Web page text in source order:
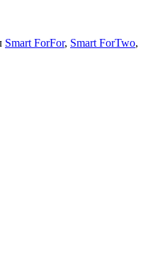
Smart ForFor, Smart ForTwo,